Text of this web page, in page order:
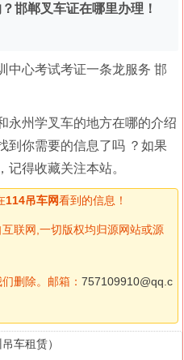
邯郸叉车证在哪里办理！
中心考试考证一条龙服务 邯
永州学叉车的地方在哪的介绍
到你需要的信息了吗 ？如果
得收藏关注本站。
114吊车网看到的信息！
联网,一切版权均归源网站或源
删除。邮箱： 757109910@qq.c
车租赁）